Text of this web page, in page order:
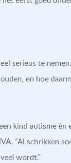
serieus te
en hoe
kind autisme én
“Al schrikken
wordt.”